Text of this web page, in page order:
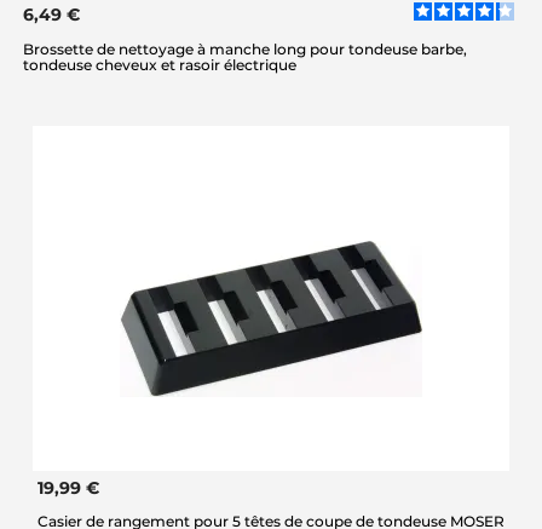
6,49 €
Brossette de nettoyage à manche long pour tondeuse barbe,
tondeuse cheveux et rasoir électrique
19,99 €
Casier de rangement pour 5 têtes de coupe de tondeuse MOSER